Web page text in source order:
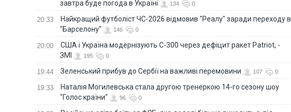
завтра буде погода в Україні
134 0
20:33
Найкращий футболіст ЧС-2026 відмовив "Реалу" заради переходу в
"Барселону"
146 0
20:00
США і Україна модернізують С-300 через дефіцит ракет Patriot, -
ЗМІ
195 0
19:44 Зеленський прибув до Сербії на важливі перемовини 107 0
19:33
Наталія Могилевська стала другою тренеркою 14-го сезону шоу
"Голос країни"
96 0